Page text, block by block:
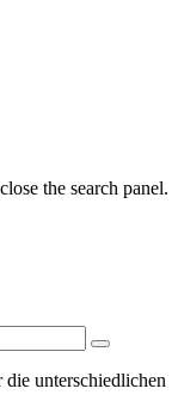
the search panel.
unterschiedlichen